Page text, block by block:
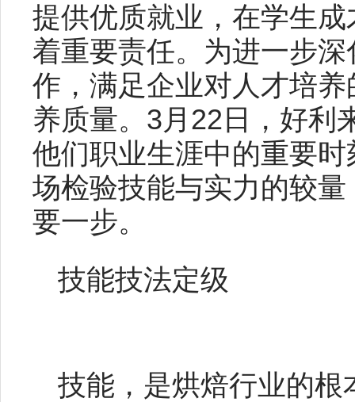
提供优质就业，在学生
着重要责任。为进一步深
作，满足企业对人才培
养质量。3月22日，好利
他们职业生涯中的重要
场检验技能与实力的较
要一步。
技能技法定级
技能，是烘焙行业的